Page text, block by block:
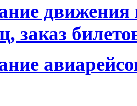
движения
заказ